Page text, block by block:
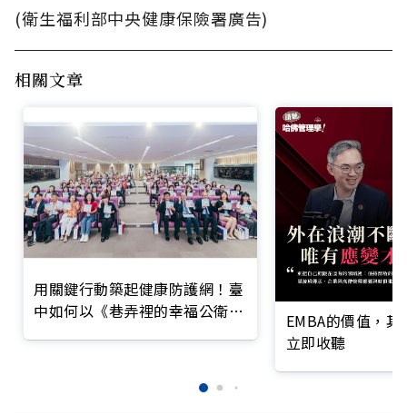
(衛生福利部中央健康保險署廣告)
相關文章
用關鍵行動築起健康防護網！臺
中如何以《巷弄裡的幸福公衛》
EMBA的價值，
立即收聽